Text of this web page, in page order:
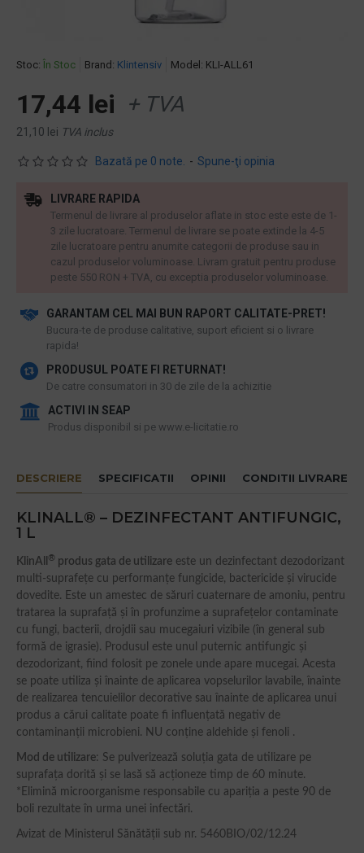
Stoc: În Stoc Brand: Klintensiv Model: KLI-ALL61
Bazată pe 0 note. - Spune-ţi opinia
17,44 lei + TVA
21,10 lei TVA inclus
GARANTAM CEL MAI BUN RAPORT CALITATE-PRET!
​Bucura-te de produse calitative, suport eficient si o livrare
rapida!
PRODUSUL POATE FI RETURNAT!
De catre consumatori in 30 de zile de la achizitie
ACTIVI IN SEAP
Produs disponibil si pe www.e-licitatie.ro
LIVRARE RAPIDA
Termenul de livrare al produselor aflate in stoc este este de 1-
3 zile lucratoare. Termenul de livrare se poate extinde la 4-5
zile lucratoare pentru anumite categorii de produse sau in
cazul produselor voluminoase. Livram gratuit pentru produse
peste 550 RON + TVA, cu exceptia produselor voluminoase.
DESCRIERE SPECIFICATII OPINII CONDITII LIVRARE
KLINALL® – DEZINFECTANT ANTIFUNGIC,
1 L
KlinAll ® produs gata de utilizare este un dezinfectant dezodorizant
multi-suprafețe cu performanțe fungicide, bactericide și virucide
dovedite. Este un amestec de săruri cuaternare de amoniu, pentru
tratarea la suprafață și în profunzime a suprafețelor contaminate
cu fungi, bacterii, drojdii sau mucegaiuri vizibile (în general sub
formă de igrasie). Produsul este unul puternic antifungic și
dezodorizant, fiind folosit pe zonele unde apare mucegai. Acesta
se poate utiliza și înainte de aplicarea vopselurilor lavabile, înainte
de realizarea tencuielilor decorative sau înainte de aplicarea unui
produs a cărui calitate poate fi influențată negativ de
contaminanții microbieni. NU conține aldehide și fenoli .
Mod de utilizare: Se pulverizează soluția gata de utilizare pe
suprafața dorită și se lasă să acționeze timp de 60 minute.
*Elimină microorganisme responsabile cu apariția a peste 90 de
boli rezultate în urma unei infectări.
Avizat de Ministerul Sănătății sub nr. 5460BIO/02/12.24